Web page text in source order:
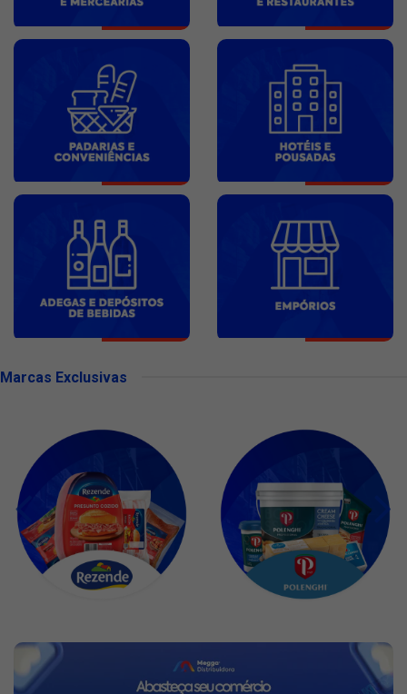
Marcas Exclusivas